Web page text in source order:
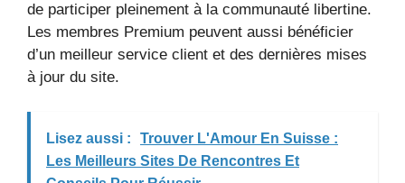
de participer pleinement à la communauté libertine.
Les membres Premium peuvent aussi bénéficier
d’un meilleur service client et des dernières mises
à jour du site.
Lisez aussi :
Trouver L'Amour En Suisse :
Les Meilleurs Sites De Rencontres Et